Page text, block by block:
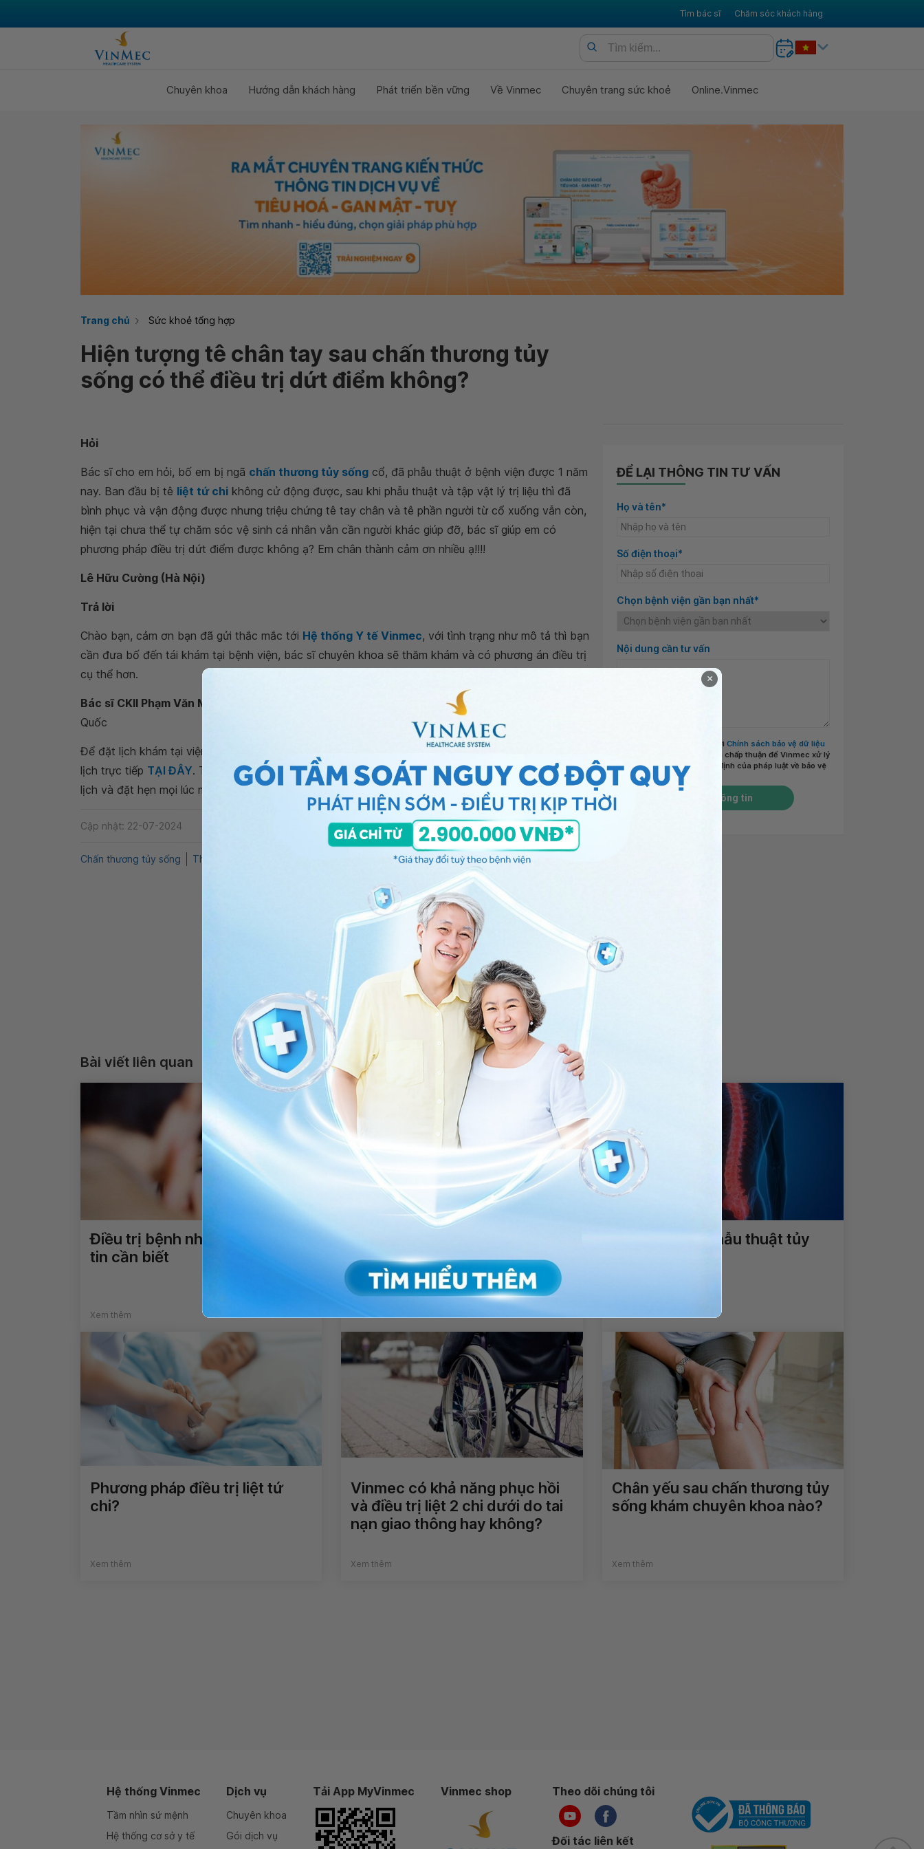
Tìm bác sĩ Chăm sóc khách hàng
Chuyên khoa Hướng dẫn khách hàng Phát triển bền vững Về Vinmec Chuyên trang sức khoẻ Online.Vinmec
Trang chủ Sức khoẻ tổng hợp
Hiện tượng tê chân tay sau chấn thương tủy
sống có thể điều trị dứt điểm không?
Hỏi
Bác sĩ cho em hỏi, bố em bị ngã chấn thương tủy sống cổ, đã phẫu thuật ở bệnh viện được 1 năm
nay. Ban đầu bị tê liệt tứ chi không cử động được, sau khi phẫu thuật và tập vật lý trị liệu thì đã
bình phục và vận động được nhưng triệu chứng tê tay chân và tê phần người từ cổ xuống vẫn còn,
hiện tại chưa thể tự chăm sóc vệ sinh cá nhân vẫn cần người khác giúp đỡ, bác sĩ giúp em có
phương pháp điều trị dứt điểm được không ạ? Em chân thành cảm ơn nhiều ạ!!!!
Lê Hữu Cường (Hà Nội)
Trả lời
Chào bạn, cảm ơn bạn đã gửi thắc mắc tới Hệ thống Y tế Vinmec, với tình trạng như mô tả thì bạn
cần đưa bố đến tái khám tại bệnh viện, bác sĩ chuyên khoa sẽ thăm khám và có phương án điều trị
cụ thể hơn.
Bác sĩ CKII Phạm Văn Minh
- Khoa Ngoại tổng hợp - Bệnh viện Đa khoa Quốc tế Vinmec Phú
Quốc
Để đặt lịch khám tại viện, Quý khách vui lòng bấm số , đặt muaGÓI DỊCH VỤ
lịch trực tiếp TẠI ĐÂY. Tải và đặt lịch khám tự động trên ứng dụng My Vinmec để quản lý, theo dõi
lịch và đặt hẹn mọi lúc mọi nơi ngay trên ứng dụng.
Cập nhật: 22-07-2024 Chia sẻ
Chấn thương tủy sống Thần kinh Liệt một chi Tổn thương tủy sống
ĐỂ LẠI THÔNG TIN TƯ VẤN
Họ và tên*
Số điện thoại*
Chọn bệnh viện gần bạn nhất*
Nội dung cần tư vấn
Tôi đã đọc và đồng ý với Chính sách bảo vệ dữ liệu
và chấp thuận để Vinmec xử lý
DLCN của tôi theo quy định của pháp luật về bảo vệ
DLCN. *
Gửi thông tin
Bài viết liên quan
Điều trị bệnh nhược cơ: Thông
tin cần biết
Xem thêm
Gãy đốt sống L1 và L2, liệt hai
chi dưới hơn 10 năm có thể
điều trị được không?
Xem thêm
Phục hồi sau phẫu thuật tủy
Xem thêm
Phương pháp điều trị liệt tứ
chi?
Xem thêm
Vinmec có khả năng phục hồi
và điều trị liệt 2 chi dưới do tai
nạn giao thông hay không?
Xem thêm
Chân yếu sau chấn thương tủy
sống khám chuyên khoa nào?
Xem thêm
Hệ thống Vinmec
Tầm nhìn sứ mệnh
Hệ thống cơ sở y tế
Dịch vụ
Chuyên khoa
Gói dịch vụ
Tải App MyVinmec Vinmec shop Theo dõi chúng tôi
Đối tác liên kết
×